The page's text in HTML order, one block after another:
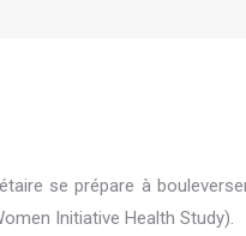
se prépare à
Initiative Health Study).